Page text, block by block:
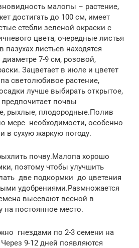
малопы – растение,
достигать до 100 см, имеет
стебли зеленой окраски с
цвета, очередные листья
листьев находятся
7-9 см, розовой,
Зацветает в июле и цветет
светолюбивое растение,
лучше выбирать открытое,
почвы
рыхлые, плодородные.Полив
мере необходимости, особенно
в сухую жаркую погоду.
почву.Малопа хорошо
поэтому чтобы улучшить
две подкормки до цветения
удобрениями.Размножается
высевают весной в
на постоянное место.
гнездами по 2-3 семени на
9-12 дней появляются